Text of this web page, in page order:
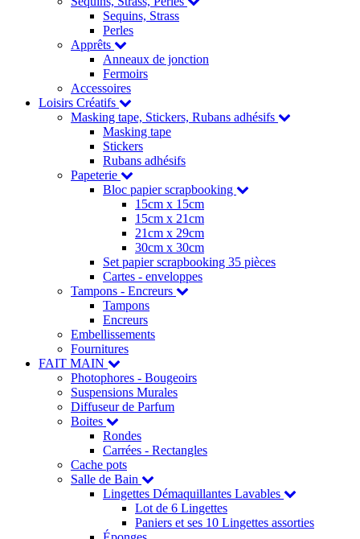
Sequins, Strass
Perles
Apprêts
Anneaux de jonction
Fermoirs
Accessoires
Loisirs Créatifs
Masking tape, Stickers, Rubans adhésifs
Masking tape
Stickers
Rubans adhésifs
Papeterie
Bloc papier scrapbooking
15cm x 15cm
15cm x 21cm
21cm x 29cm
30cm x 30cm
Set papier scrapbooking 35 pièces
Cartes - enveloppes
Tampons - Encreurs
Tampons
Encreurs
Embellissements
Fournitures
FAIT MAIN
Photophores - Bougeoirs
Suspensions Murales
Diffuseur de Parfum
Boites
Rondes
Carrées - Rectangles
Cache pots
Salle de Bain
Lingettes Démaquillantes Lavables
Lot de 6 Lingettes
Paniers et ses 10 Lingettes assorties